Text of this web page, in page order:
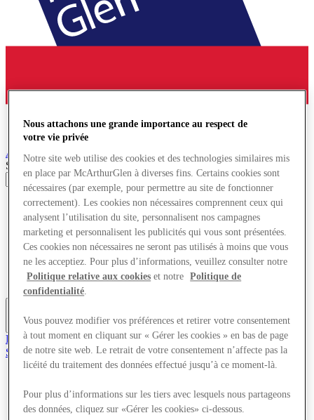
Ashford
Village de Marques
Search input
Magasins
Offres
Planifiez votre visite
Quoi de neuf
Cartes cadeaux
Services
Plus
Rejoignez le club
Sauvé
fr
Magasins
Offres
Planifiez votre visite
Nous attachons une grande importance au respect de
votre vie privée
Notre site web utilise des cookies et des technologies similaires mis
en place par McArthurGlen à diverses fins. Certains cookies sont
nécessaires (par exemple, pour permettre au site de fonctionner
correctement). Les cookies non nécessaires comprennent ceux qui
analysent l’utilisation du site, personnalisent nos campagnes
marketing et personnalisent les publicités qui vous sont présentées.
Ces cookies non nécessaires ne seront pas utilisés à moins que vous
ne les acceptiez. Pour plus d’informations, veuillez consulter notre
Politique relative aux cookies et notre
Politique de
confidentialité.
Vous pouvez modifier vos préférences et retirer votre consentement
à tout moment en cliquant sur « Gérer les cookies » en bas de page
de notre site web. Le retrait de votre consentement n’affecte pas la
licéité du traitement des données effectué jusqu’à ce moment-là.
Pour plus d’informations sur les tiers avec lesquels nous partageons
des données, cliquez sur «Gérer les cookies» ci-dessous.